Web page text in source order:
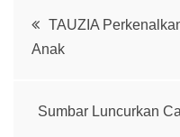
Post
TAUZIA
Anak
Sumbar Luncurkan